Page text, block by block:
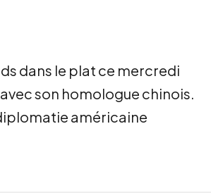
dans le plat ce mercredi
son homologue chinois.
américaine